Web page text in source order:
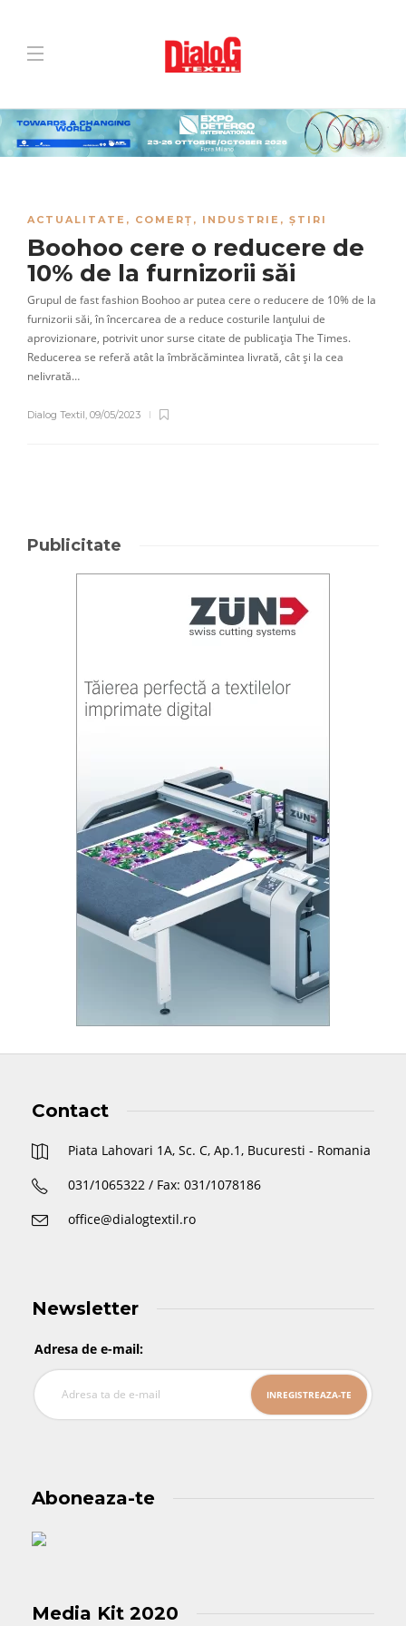
ACTUALITATE , COMERȚ , INDUSTRIE , ȘTIRI
Boohoo cere o reducere de
10% de la furnizorii săi
Grupul de fast fashion Boohoo ar putea cere o reducere de 10% de la
furnizorii săi, în încercarea de a reduce costurile lanțului de
aprovizionare, potrivit unor surse citate de publicația The Times.
Reducerea se referă atât la îmbrăcămintea livrată, cât și la cea
nelivrată…
Dialog Textil, 09/05/2023
Publicitate
Contact
Piata Lahovari 1A, Sc. C, Ap.1, Bucuresti - Romania
031/1065322 / Fax: 031/1078186
office@dialogtextil.ro
Newsletter
Adresa de e-mail:
Aboneaza-te
Media Kit 2020